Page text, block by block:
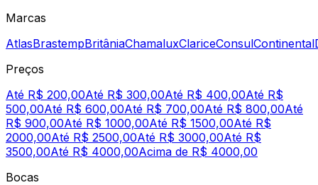
Marcas
AtlasBrastempBritâniaChamaluxClariceConsulContinental
Preços
Até R$ 200,00Até R$ 300,00Até R$ 400,00Até R$
500,00Até R$ 600,00Até R$ 700,00Até R$ 800,00Até
R$ 900,00Até R$ 1000,00Até R$ 1500,00Até R$
2000,00Até R$ 2500,00Até R$ 3000,00Até R$
3500,00Até R$ 4000,00Acima de R$ 4000,00
Bocas